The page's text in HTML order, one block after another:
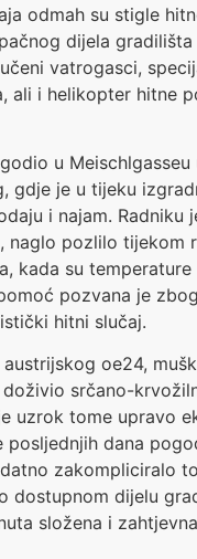
odmah su stigle
dijela gradilišta
vatrogasci,
ali i helikopter hitne
u Meischlgasseu
gdje je u tijeku
i najam. Radniku
naglo pozlilo tijekom
kada su
pozvana je
hitni slučaj.
austrijskog oe24,
srčano-
uzrok tome upravo
posljednjih dana
zakompliciralo
dostupnom dijelu
složena i